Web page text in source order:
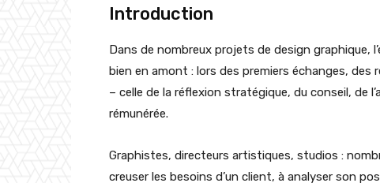
Introduction
Dans de nombreux projets de design graphique,
bien en amont : lors des premiers échanges,
– celle de la réflexion stratégique, du conseil, de
rémunérée.
Graphistes, directeurs artistiques, studios :
creuser les besoins d’un client, à analyser son